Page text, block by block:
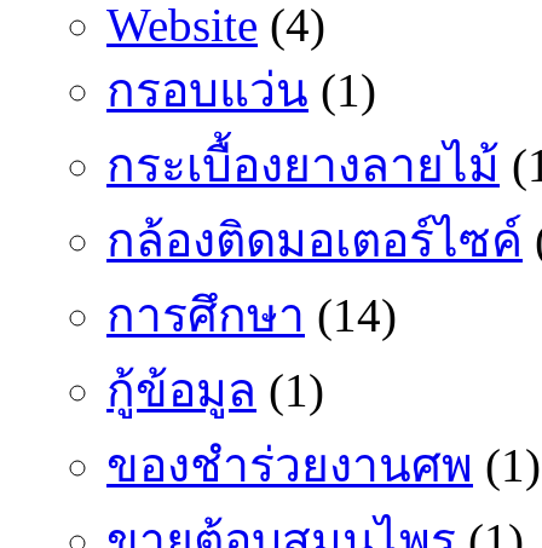
Website (4)
กรอบแว่น (1)
กระเบื้องยางลายไม้
กล้องติดมอเตอร์ไซค์
การศึกษา (14)
กู้ข้อมูล (1)
ของชำร่วยงานศพ (1)